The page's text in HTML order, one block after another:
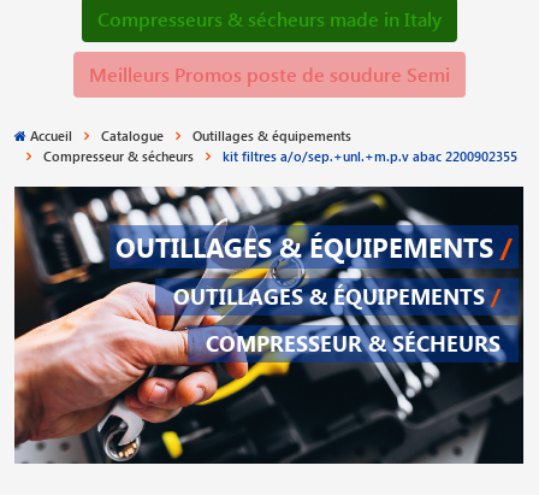
Compresseurs & sécheurs made in Italy
Meilleurs Promos poste de soudure Semi
Accueil Catalogue
Outillages & équipements
Compresseur & sécheurs
kit filtres a/o/sep.+unl.+m.p.v abac 2200902355
OUTILLAGES & ÉQUIPEMENTS /
OUTILLAGES & ÉQUIPEMENTS /
COMPRESSEUR & SÉCHEURS